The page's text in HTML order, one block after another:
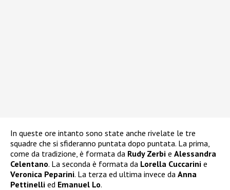
In queste ore intanto sono state anche rivelate le tre
squadre che si sfideranno puntata dopo puntata. La prima,
come da tradizione, è formata da Rudy Zerbi e Alessandra
Celentano. La seconda è formata da Lorella Cuccarini e
Veronica Peparini. La terza ed ultima invece da Anna
Pettinelli ed Emanuel Lo.